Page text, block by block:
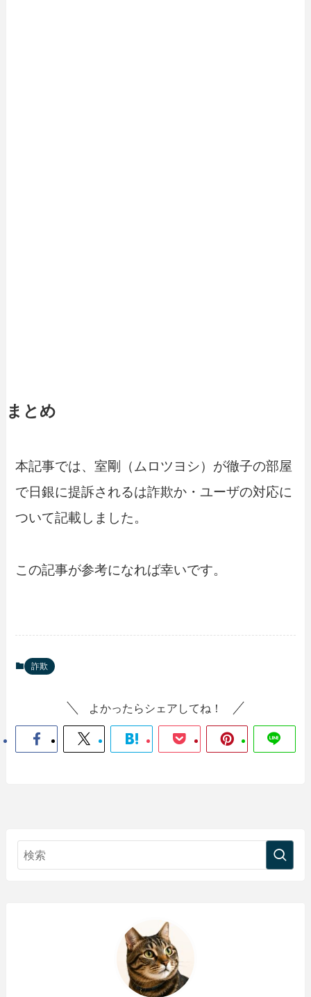
まとめ
本記事では、室剛（ムロツヨシ）が徹子の部屋
で日銀に提訴されるは詐欺か・ユーザの対応に
ついて記載しました。
この記事が参考になれば幸いです。
詐欺
よかったらシェアしてね！